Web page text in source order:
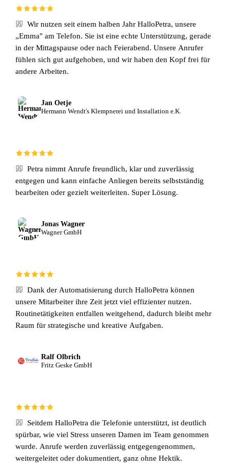
Wir nutzen seit einem halben Jahr HalloPetra, unsere
„Emma" am Telefon. Sie ist eine echte Unterstützung, gerade
in der Mittagspause oder nach Feierabend. Unsere Anrufer
fühlen sich gut aufgehoben, und wir haben den Kopf frei für
andere Arbeiten.
Jan Oetje
Hermann Wendt's Klempnerei und Installation e.K.
Petra nimmt Anrufe freundlich, klar und zuverlässig
entgegen und kann einfache Anliegen bereits selbstständig
bearbeiten oder gezielt weiterleiten. Super Lösung.
Jonas Wagner
Wagner GmbH
Dank der Automatisierung durch HalloPetra können
unsere Mitarbeiter ihre Zeit jetzt viel effizienter nutzen.
Routinetätigkeiten entfallen weitgehend, dadurch bleibt mehr
Raum für strategische und kreative Aufgaben.
Ralf Olbrich
Fritz Geske GmbH
Seitdem HalloPetra die Telefonie unterstützt, ist deutlich
spürbar, wie viel Stress unseren Damen im Team genommen
wurde. Anrufe werden zuverlässig entgegengenommen,
weitergeleitet oder dokumentiert, ganz ohne Hektik.